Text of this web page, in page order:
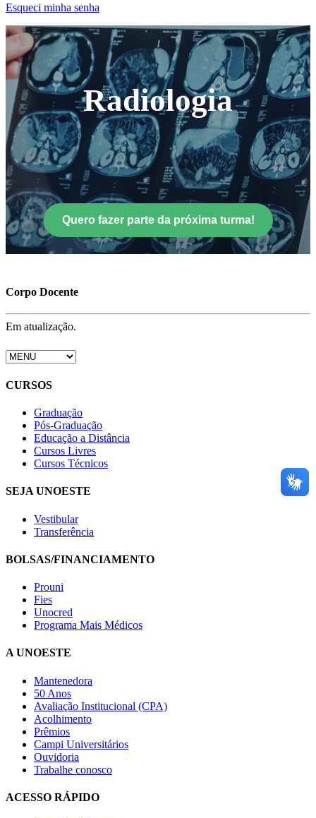
Esqueci minha senha
Radiologia
Quero fazer parte da próxima turma!
Corpo Docente
Em atualização.
CURSOS
Graduação
Pós-Graduação
Educação a Distância
Cursos Livres
Cursos Técnicos
SEJA UNOESTE
Vestibular
Transferência
BOLSAS/FINANCIAMENTO
Prouni
Fies
Unocred
Programa Mais Médicos
A UNOESTE
Mantenedora
50 Anos
Avaliação Institucional (CPA)
Acolhimento
Prêmios
Campi Universitários
Ouvidoria
Trabalhe conosco
ACESSO RÁPIDO